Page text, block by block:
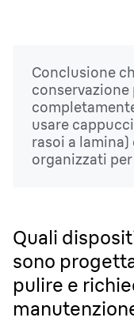
Conclusione
conservazione
usare
rasoi a
organizzati
Quali
sono
pulire e